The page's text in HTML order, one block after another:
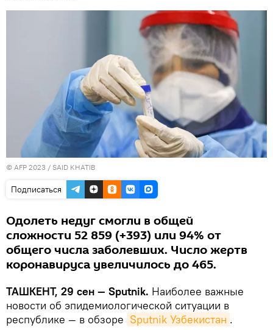
© AFP 2023 / SAID KHATIB
Подписаться
Одолеть недуг смогли в общей
сложности 52 859 (+393) или 94% от
общего числа заболевших. Число жертв
коронавируса увеличилось до 465.
ТАШКЕНТ, 29 сен — Sputnik. Наиболее важные
новости об эпидемиологической ситуации в
республике — в обзоре Sputnik Узбекистан .